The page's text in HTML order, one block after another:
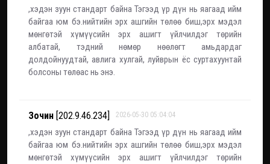
,хэдэн зуун стандарт байна Тэгээд үр дүн нь яагаад ийм
байгаа юм бэ.нийтийн эрх ашгийн төлөө биш,эрх мэдэл
мөнгөтэй хүмүүсийн эрх ашигт үйлчилдэг төрийн
албатай, тэдний нөмөр нөөлөгт амьдардаг
долдойнуудтай, авлига хулгай, луйврын ёс суртахуунтай
болсоны төлөас нь энэ.
Зочин [202.9.46.234] 2026-05-30 05:04:04
,хэдэн зуун стандарт байна Тэгээд үр дүн нь яагаад ийм
байгаа юм бэ.нийтийн эрх ашгийн төлөө биш,эрх мэдэл
мөнгөтэй хүмүүсийн эрх ашигт үйлчилдэг төрийн